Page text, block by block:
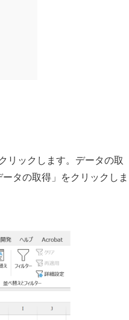
リックします。データの取
タの取得」をクリックしま